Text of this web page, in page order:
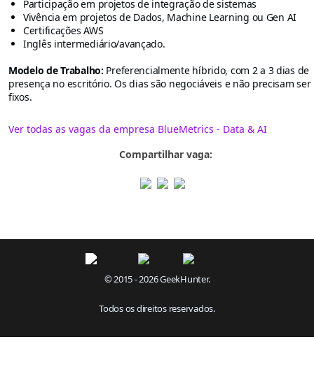
Participação em projetos de integração de sistemas
Vivência em projetos de Dados, Machine Learning ou Gen AI
Certificações AWS
Inglês intermediário/avançado.
Modelo de Trabalho: Preferencialmente híbrido, com 2 a 3 dias de
presença no escritório. Os dias são negociáveis e não precisam ser
fixos.
Ver todas as vagas da empresa BlueMetrics - Data & AI
Compartilhar vaga:
© 2015 - 2026 GeekHunter.
Todos os direitos reservados.